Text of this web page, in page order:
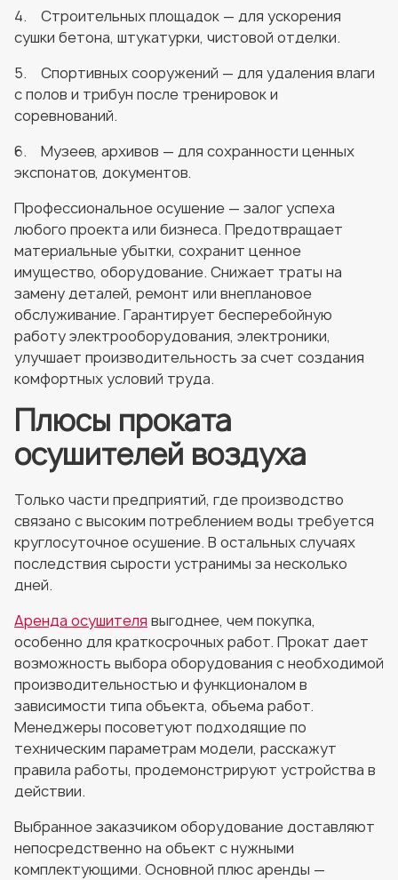
4. Строительных площадок — для ускорения
сушки бетона, штукатурки, чистовой отделки.
5. Спортивных сооружений — для удаления влаги
с полов и трибун после тренировок и
соревнований.
6. Музеев, архивов — для сохранности ценных
экспонатов, документов.
Профессиональное осушение — залог успеха
любого проекта или бизнеса. Предотвращает
материальные убытки, сохранит ценное
имущество, оборудование. Снижает траты на
замену деталей, ремонт или внеплановое
обслуживание. Гарантирует бесперебойную
работу электрооборудования, электроники,
улучшает производительность за счет создания
комфортных условий труда.
Плюсы проката
осушителей воздуха
Только части предприятий, где производство
связано с высоким потреблением воды требуется
круглосуточное осушение. В остальных случаях
последствия сырости устранимы за несколько
дней.
Аренда осушителя выгоднее, чем покупка,
особенно для краткосрочных работ. Прокат дает
возможность выбора оборудования с необходимой
производительностью и функционалом в
зависимости типа объекта, объема работ.
Менеджеры посоветуют подходящие по
техническим параметрам модели, расскажут
правила работы, продемонстрируют устройства в
действии.
Выбранное заказчиком оборудование доставляют
непосредственно на объект с нужными
комплектующими. Основной плюс аренды —